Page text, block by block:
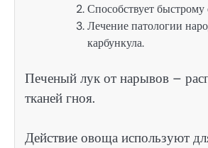
Способствует
Лечение патологии
карбункула.
Печеный лук от нарывов –
тканей гноя.
Действие овоща используют